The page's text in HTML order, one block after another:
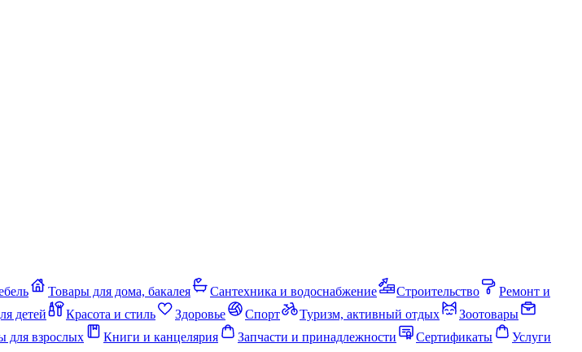
Товары для дома, бакалея Сантехника и водоснабжение Строительство
Ремонт и
детей Красота и стиль Здоровье Спорт Туризм, активный отдых
Зоотовары
для взрослых Книги и канцелярия Запчасти и принадлежности Сертификаты
Услуги